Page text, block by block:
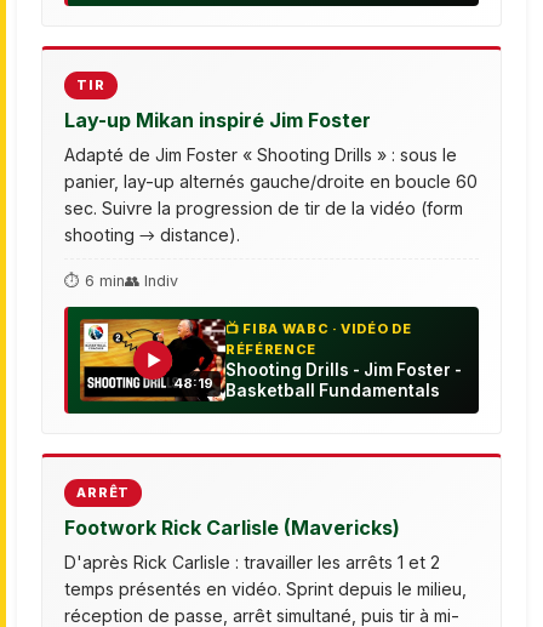
TIR
Lay-up Mikan inspiré Jim Foster
Adapté de Jim Foster « Shooting Drills » : sous le
panier, lay-up alternés gauche/droite en boucle 60
sec. Suivre la progression de tir de la vidéo (form
shooting → distance).
⏱ 6 min👥 Indiv
▶
48:19
📺 FIBA WABC · VIDÉO DE
RÉFÉRENCE
Shooting Drills - Jim Foster -
Basketball Fundamentals
ARRÊT
Footwork Rick Carlisle (Mavericks)
D'après Rick Carlisle : travailler les arrêts 1 et 2
temps présentés en vidéo. Sprint depuis le milieu,
réception de passe, arrêt simultané, puis tir à mi-